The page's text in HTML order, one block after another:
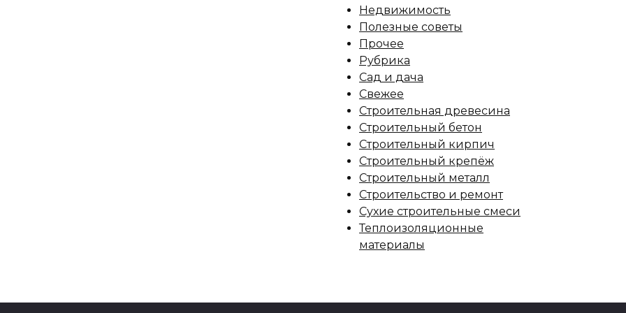
Недвижимость
Полезные советы
Прочее
Рубрика
Сад и дача
Свежее
Строительная древесина
Строительный бетон
Строительный кирпич
Строительный крепёж
Строительный металл
Строительство и ремонт
Сухие строительные смеси
Теплоизоляционные
материалы